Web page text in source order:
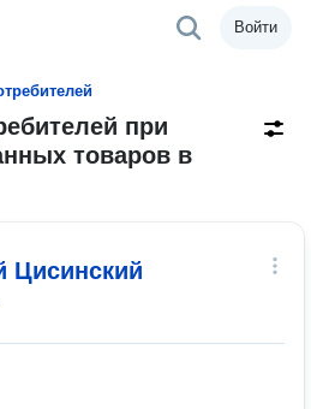
Войти
при
товаров в
Цисинский